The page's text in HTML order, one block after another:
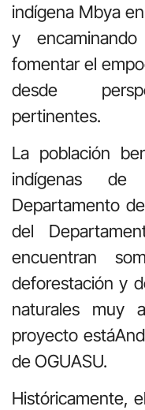
indígena Mbya
y
fomentar el
desde
pertinentes.
La población
indígenas de
Departamento
del
encuentran
deforestación y
naturales muy
proyecto
de OGUASU.
Históricamente,